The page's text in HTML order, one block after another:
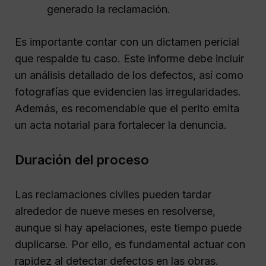
generado la reclamación.
Es importante contar con un dictamen pericial
que respalde tu caso. Este informe debe incluir
un análisis detallado de los defectos, así como
fotografías que evidencien las irregularidades.
Además, es recomendable que el perito emita
un acta notarial para fortalecer la denuncia.
Duración del proceso
Las reclamaciones civiles pueden tardar
alrededor de nueve meses en resolverse,
aunque si hay apelaciones, este tiempo puede
duplicarse. Por ello, es fundamental actuar con
rapidez al detectar defectos en las obras.